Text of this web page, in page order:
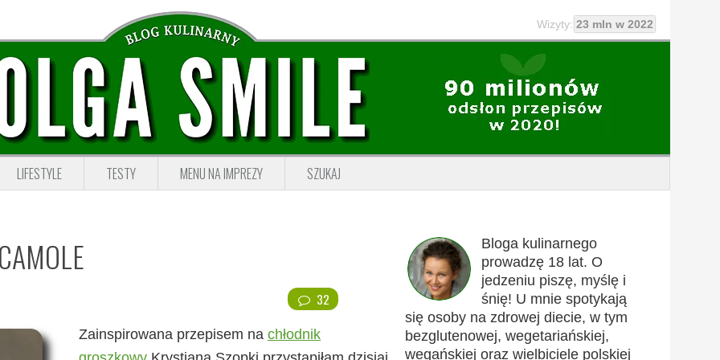
Wizyty: 23 mln w 2022
LIFESTYLE TESTY MENU NA IMPREZY SZUKAJ
32
Zainspirowana przepisem na chłodnik
Bloga kulinarnego
prowadzę 18 lat. O
jedzeniu piszę, myślę i
śnię! U mnie spotykają
się osoby na zdrowej diecie, w tym
bezglutenowej, wegetariańskiej,
wegańskiej oraz wielbiciele polskiej